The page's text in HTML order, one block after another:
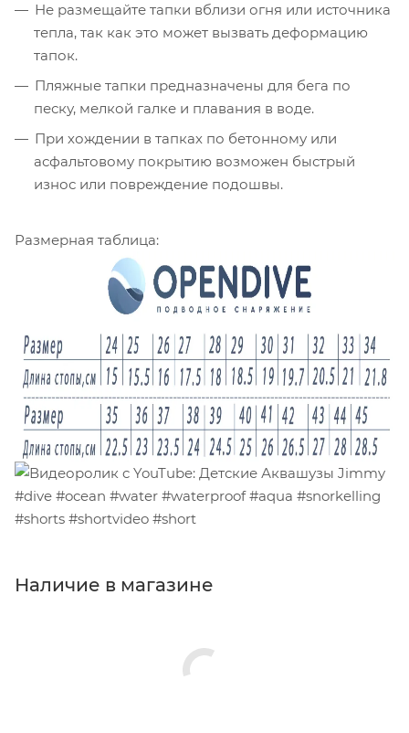
Не размещайте тапки вблизи огня или источника
тепла, так как это может вызвать деформацию
тапок.
Пляжные тапки предназначены для бега по
песку, мелкой галке и плавания в воде.
При хождении в тапках по бетонному или
асфальтовому покрытию возможен быстрый
износ или повреждение подошвы.
Размерная таблица:
Наличие в магазине